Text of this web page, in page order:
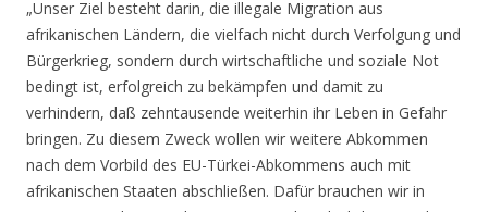
„Unser Ziel besteht darin, die illegale Migration aus
afrikanischen Ländern, die vielfach nicht durch Verfolgung und
Bürgerkrieg, sondern durch wirtschaftliche und soziale Not
bedingt ist, erfolgreich zu bekämpfen und damit zu
verhindern, daß zehntausende weiterhin ihr Leben in Gefahr
bringen. Zu diesem Zweck wollen wir weitere Abkommen
nach dem Vorbild des EU-Türkei-Abkommens auch mit
afrikanischen Staaten abschließen. Dafür brauchen wir in